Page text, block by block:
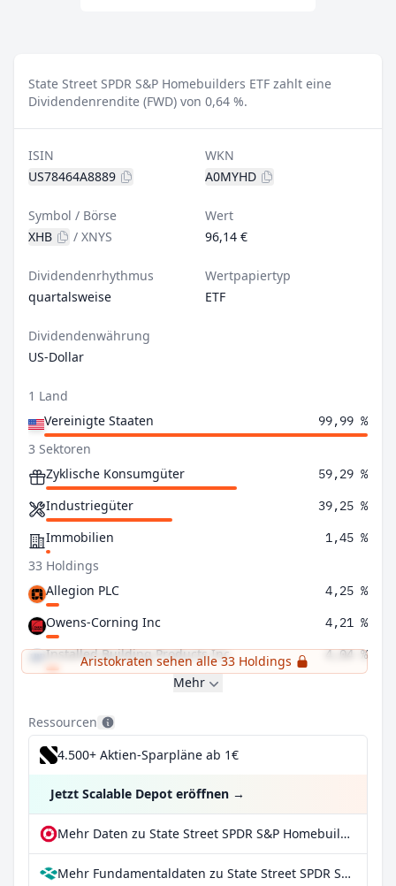
State Street SPDR S&P Homebuilders ETF zahlt eine
Dividendenrendite (FWD) von 0,64 %.
ISIN
US78464A8889
WKN
A0MYHD
Symbol / Börse
XHB
/ XNYS
Wert
96,14 €
Dividendenrhythmus
quartalsweise
Wertpapiertyp
ETF
Dividendenwährung
US-Dollar
1 Land
Vereinigte Staaten
99,99 %
3 Sektoren
Zyklische Konsumgüter
59,29 %
Industriegüter 39,25 %
Immobilien 1,45 %
33 Holdings
Allegion PLC
4,25 %
Owens-Corning Inc 4,21 %
Installed Building Products Inc 4,04 %
Aristokraten sehen alle 33 Holdings
Mehr
Ressourcen
4.500+ Aktien-Sparpläne ab 1€
Jetzt Scalable Depot eröffnen →
Mehr Daten zu State Street SPDR S&P Homebuilders ETF bei extraETF
Mehr Fundamentaldaten zu State Street SPDR S&P Homebuilders ETF bei Parqet